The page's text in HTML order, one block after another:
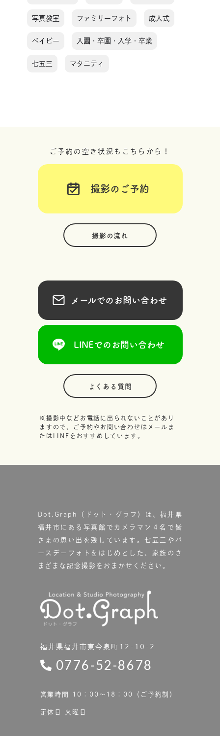
写真教室 ファミリーフォト 成人式
ベイビー 入園・卒園・入学・卒業
七五三 マタニティ
ご予約の空き状況もこちらから！
撮影のご予約
撮影の流れ
メールでのお問い合わせ
LINEでのお問い合わせ
よくある質問
※撮影中などお電話に出られないことがあり
ますので、ご予約やお問い合わせはメールま
たはLINEをおすすめしています。
Dot.Graph（ドット・グラフ）は、福井県
福井市にある写真館で カメラマン４名で皆
さまの思い出を残しています。七五三やバ
ースデーフォトをはじめとした、家族のさ
まざまな記念撮影をおまかせください。
福井県福井市東今泉町12-10-2
0776-52-8678
営業時間 10：00〜18：00（ご予約制）
定休日 火曜日